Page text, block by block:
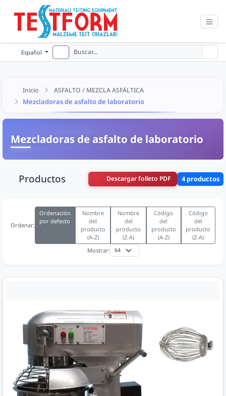
Español
Inicio ASFALTO / MEZCLA ASFÁLTICA
Mezcladoras de asfalto de laboratorio
Mezcladoras de asfalto de laboratorio
Productos Descargar folleto PDF 4 productos
Ordenar:
Ordenación
por defecto
Nombre
del
producto
(A-Z)
Nombre
del
producto
(Z-A)
Código
del
producto
(A-Z)
Código
del
producto
(Z-A)
Mostrar: